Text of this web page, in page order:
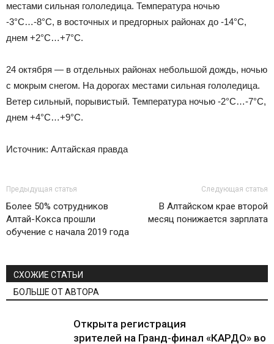
местами сильная гололедица. Температура ночью
-3°С…-8°С, в восточных и предгорных районах до -14°С,
днем +2°С…+7°С.
24 октября — в отдельных районах небольшой дождь, ночью
с мокрым снегом. На дорогах местами сильная гололедица.
Ветер сильный, порывистый. Температура ночью -2°С…-7°С,
днем +4°С…+9°С.
Источник: Алтайская правда
Предыдущая статья
Более 50% сотрудников
Алтай-Кокса прошли
обучение с начала 2019 года
Следующая статья
В Алтайском крае второй
месяц понижается зарплата
СХОЖИЕ СТАТЬИ
БОЛЬШЕ ОТ АВТОРА
Открыта регистрация
зрителей на Гранд-финал «КАРДО» во